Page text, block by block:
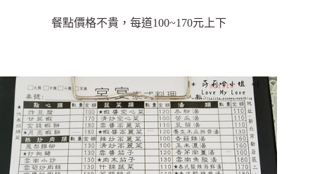
餐點價格不貴，每道100~170元上下